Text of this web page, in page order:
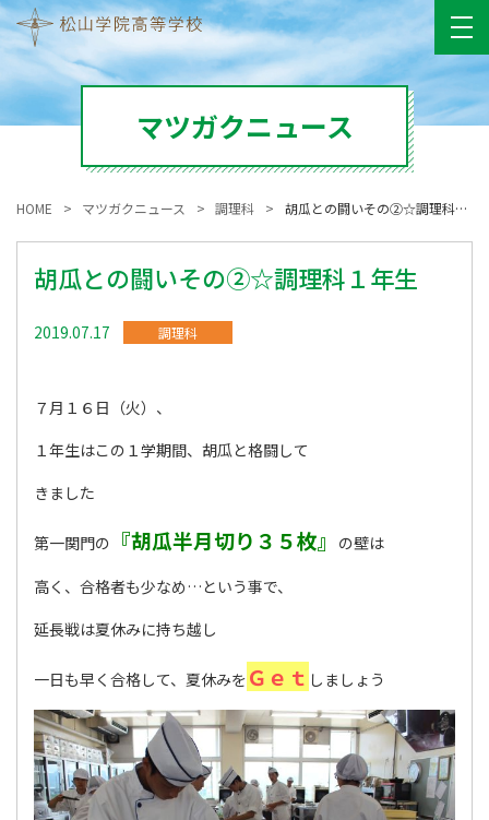
マツガクニュース
HOME マツガクニュース 調理科 胡瓜との闘いその②☆調理科１年生
胡瓜との闘いその②☆調理科１年生
2019.07.17 調理科
７月１６日（火）、
１年生はこの１学期間、胡瓜と格闘して
きました
第一関門の 『胡瓜半月切り３５枚』
の壁は
高く、合格者も少なめ…という事で、
延長戦は夏休みに持ち越し
一日も早く合格して、夏休みを Ｇｅｔ しましょう